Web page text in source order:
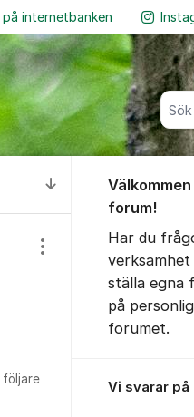
Sök
internetbanken
Till senaste
Visa/dölj inställningar
följare
forum!
Har du
ställa egna
på
forumet.
Vi svarar